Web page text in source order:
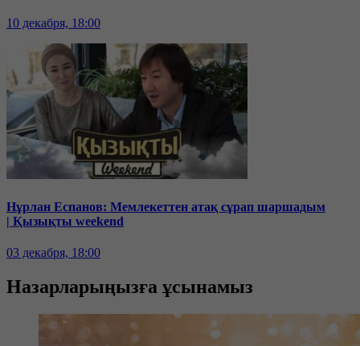
10 декабря, 18:00
Нұрлан Еспанов: Мемлекеттен атақ сұрап шаршадым
| Қызықты weekend
03 декабря, 18:00
Назарларыңызға ұсынамыз